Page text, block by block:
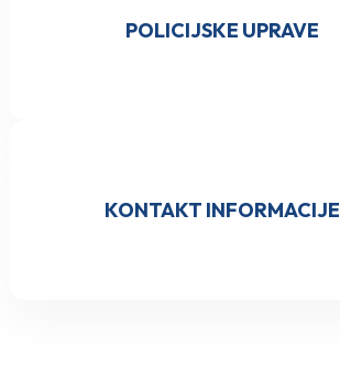
POLICIJSKE UPRAVE
KONTAKT INFORMACIJE